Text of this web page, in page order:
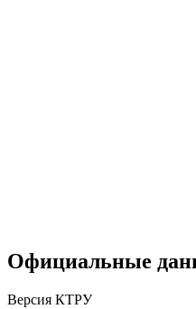
Официальные
Версия КТРУ